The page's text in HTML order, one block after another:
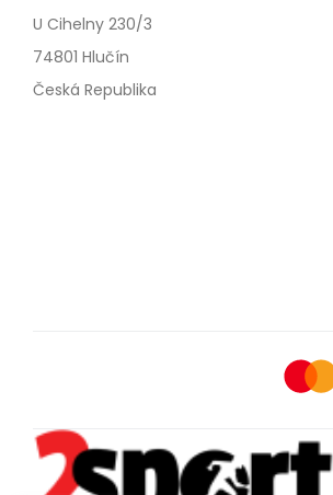
U Cihelny 230/3
74801 Hlučín
Česká Republika